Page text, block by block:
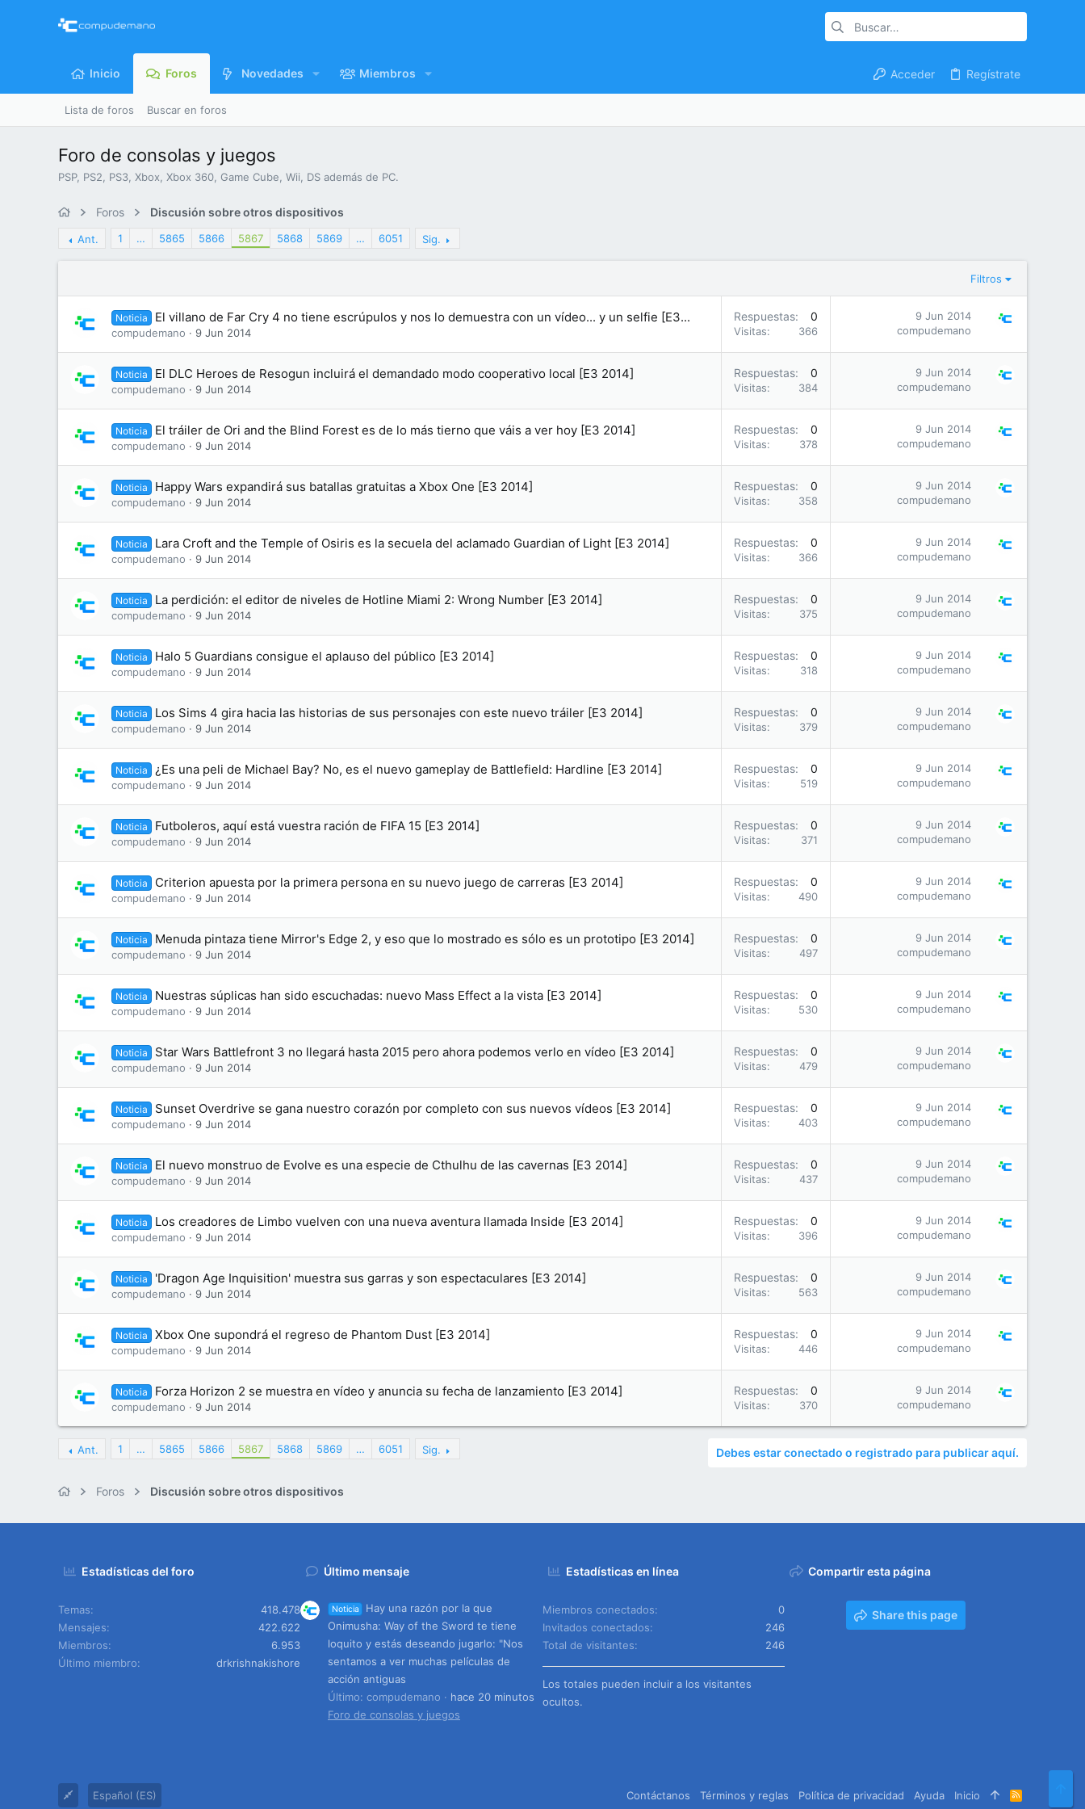
Inicio Foros Novedades Miembros Acceder Regístrate
Lista de foros Buscar en foros
Foro de consolas y juegos
PSP, PS2, PS3, Xbox, Xbox 360, Game Cube, Wii, DS además de PC.
Foros Discusión sobre otros dispositivos
Ant. 1 … 5865 5866 5867 5868 5869 … 6051 Sig.
Filtros
Noticia El villano de Far Cry 4 no tiene escrúpulos y nos lo demuestra con un vídeo... y un selfie [E3...
compudemano 9 Jun 2014
Respuestas 0
Visitas 366
9 Jun 2014
compudemano
Noticia El DLC Heroes de Resogun incluirá el demandado modo cooperativo local [E3 2014]
compudemano 9 Jun 2014
Respuestas 0
Visitas 384
9 Jun 2014
compudemano
Noticia El tráiler de Ori and the Blind Forest es de lo más tierno que váis a ver hoy [E3 2014]
compudemano 9 Jun 2014
Respuestas 0
Visitas 378
9 Jun 2014
compudemano
Noticia Happy Wars expandirá sus batallas gratuitas a Xbox One [E3 2014]
compudemano 9 Jun 2014
Respuestas 0
Visitas 358
9 Jun 2014
compudemano
Noticia Lara Croft and the Temple of Osiris es la secuela del aclamado Guardian of Light [E3 2014]
compudemano 9 Jun 2014
Respuestas 0
Visitas 366
9 Jun 2014
compudemano
Noticia La perdición: el editor de niveles de Hotline Miami 2: Wrong Number [E3 2014]
compudemano 9 Jun 2014
Respuestas 0
Visitas 375
9 Jun 2014
compudemano
Noticia Halo 5 Guardians consigue el aplauso del público [E3 2014]
compudemano 9 Jun 2014
Respuestas 0
Visitas 318
9 Jun 2014
compudemano
Noticia Los Sims 4 gira hacia las historias de sus personajes con este nuevo tráiler [E3 2014]
compudemano 9 Jun 2014
Respuestas 0
Visitas 379
9 Jun 2014
compudemano
Noticia ¿Es una peli de Michael Bay? No, es el nuevo gameplay de Battlefield: Hardline [E3 2014]
compudemano 9 Jun 2014
Respuestas 0
Visitas 519
9 Jun 2014
compudemano
Noticia Futboleros, aquí está vuestra ración de FIFA 15 [E3 2014]
compudemano 9 Jun 2014
Respuestas 0
Visitas 371
9 Jun 2014
compudemano
Noticia Criterion apuesta por la primera persona en su nuevo juego de carreras [E3 2014]
compudemano 9 Jun 2014
Respuestas 0
Visitas 490
9 Jun 2014
compudemano
Noticia Menuda pintaza tiene Mirror's Edge 2, y eso que lo mostrado es sólo es un prototipo [E3 2014]
compudemano 9 Jun 2014
Respuestas 0
Visitas 497
9 Jun 2014
compudemano
Noticia Nuestras súplicas han sido escuchadas: nuevo Mass Effect a la vista [E3 2014]
compudemano 9 Jun 2014
Respuestas 0
Visitas 530
9 Jun 2014
compudemano
Noticia Star Wars Battlefront 3 no llegará hasta 2015 pero ahora podemos verlo en vídeo [E3 2014]
compudemano 9 Jun 2014
Respuestas 0
Visitas 479
9 Jun 2014
compudemano
Noticia Sunset Overdrive se gana nuestro corazón por completo con sus nuevos vídeos [E3 2014]
compudemano 9 Jun 2014
Respuestas 0
Visitas 403
9 Jun 2014
compudemano
Noticia El nuevo monstruo de Evolve es una especie de Cthulhu de las cavernas [E3 2014]
compudemano 9 Jun 2014
Respuestas 0
Visitas 437
9 Jun 2014
compudemano
Noticia Los creadores de Limbo vuelven con una nueva aventura llamada Inside [E3 2014]
compudemano 9 Jun 2014
Respuestas 0
Visitas 396
9 Jun 2014
compudemano
Noticia 'Dragon Age Inquisition' muestra sus garras y son espectaculares [E3 2014]
compudemano 9 Jun 2014
Respuestas 0
Visitas 563
9 Jun 2014
compudemano
Noticia Xbox One supondrá el regreso de Phantom Dust [E3 2014]
compudemano 9 Jun 2014
Respuestas 0
Visitas 446
9 Jun 2014
compudemano
Noticia Forza Horizon 2 se muestra en vídeo y anuncia su fecha de lanzamiento [E3 2014]
compudemano 9 Jun 2014
Respuestas 0
Visitas 370
9 Jun 2014
compudemano
Ant. 1 … 5865 5866 5867 5868 5869 … 6051 Sig. Debes estar conectado o registrado para publicar aquí.
Foros Discusión sobre otros dispositivos
Estadísticas del foro
Temas
418.478
Mensajes
422.622
Miembros
6.953
Último miembro
drkrishnakishore
Último mensaje
Noticia
Hay una razón por la que
Onimusha: Way of the Sword te tiene
loquito y estás deseando jugarlo: "Nos
sentamos a ver muchas películas de
acción antiguas
Último: compudemano
hace 20 minutos
Foro de consolas y juegos
Estadísticas en línea
Miembros conectados
0
Invitados conectados
246
Total de visitantes
246
Los totales pueden incluir a los visitantes
ocultos.
Compartir esta página
Share this page
Español (ES) Contáctanos Términos y reglas Política de privacidad Ayuda Inicio
R